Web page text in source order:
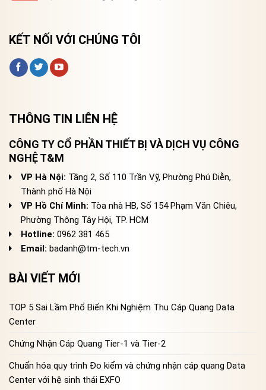
KẾT NỐI VỚI CHÚNG TÔI
THÔNG TIN LIÊN HỆ
CÔNG TY CỔ PHẦN THIẾT BỊ VÀ DỊCH VỤ CÔNG
NGHỆ T&M
VP Hà Nội: Tầng 2, Số 110 Trần Vỹ, Phường Phú Diễn,
Thành phố Hà Nội
VP Hồ Chí Minh: Tòa nhà HB, Số 154 Phạm Văn Chiêu,
Phường Thông Tây Hội, TP. HCM
Hotline: 0962 381 465
Email: badanh@tm-tech.vn
BÀI VIẾT MỚI
TOP 5 Sai Lầm Phổ Biến Khi Nghiệm Thu Cáp Quang Data
Center
Chứng Nhận Cáp Quang Tier-1 và Tier-2
Chuẩn hóa quy trình Đo kiểm và chứng nhận cáp quang Data
Center với hệ sinh thái EXFO